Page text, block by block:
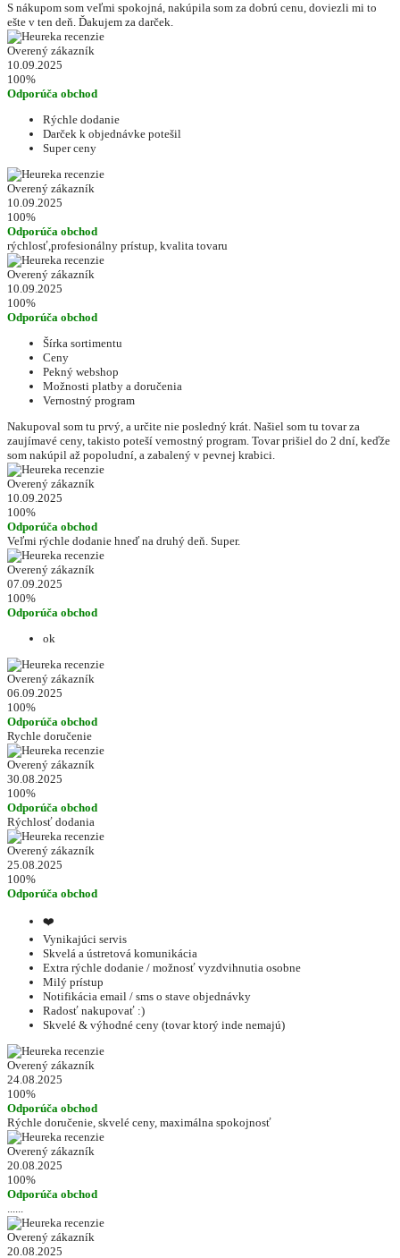
S nákupom som veľmi spokojná, nakúpila som za dobrú cenu, doviezli mi to
ešte v ten deň. Ďakujem za darček.
Overený zákazník
10.09.2025
100%
Odporúča obchod
Rýchle dodanie
Darček k objednávke potešil
Super ceny
Overený zákazník
10.09.2025
100%
Odporúča obchod
rýchlosť,profesionálny prístup, kvalita tovaru
Overený zákazník
10.09.2025
100%
Odporúča obchod
Šírka sortimentu
Ceny
Pekný webshop
Možnosti platby a doručenia
Vernostný program
Nakupoval som tu prvý, a určite nie posledný krát. Našiel som tu tovar za
zaujímavé ceny, takisto poteší vernostný program. Tovar prišiel do 2 dní, keďže
som nakúpil až popoludní, a zabalený v pevnej krabici.
Overený zákazník
10.09.2025
100%
Odporúča obchod
Veľmi rýchle dodanie hneď na druhý deň. Super.
Overený zákazník
07.09.2025
100%
Odporúča obchod
ok
Overený zákazník
06.09.2025
100%
Odporúča obchod
Rychle doručenie
Overený zákazník
30.08.2025
100%
Odporúča obchod
Rýchlosť dodania
Overený zákazník
25.08.2025
100%
Odporúča obchod
❤️
Vynikajúci servis
Skvelá a ústretová komunikácia
Extra rýchle dodanie / možnosť vyzdvihnutia osobne
Milý prístup
Notifikácia email / sms o stave objednávky
Radosť nakupovať :)
Skvelé & výhodné ceny (tovar ktorý inde nemajú)
Overený zákazník
24.08.2025
100%
Odporúča obchod
Rýchle doručenie, skvelé ceny, maximálna spokojnosť
Overený zákazník
20.08.2025
100%
Odporúča obchod
......
Overený zákazník
20.08.2025